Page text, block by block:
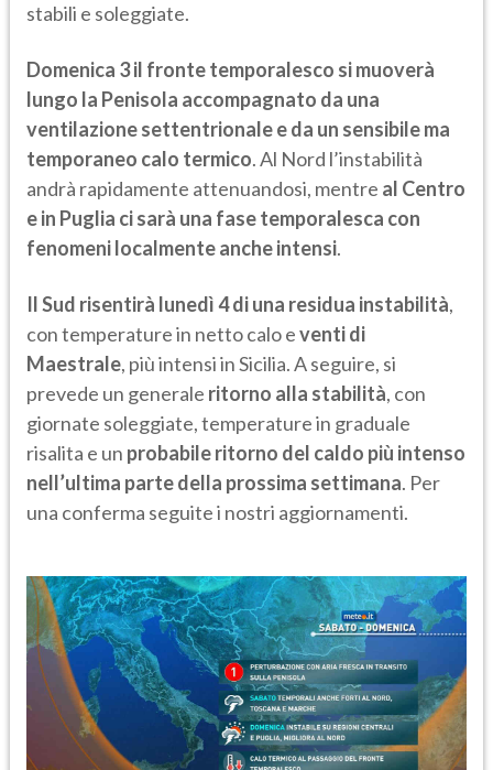
stabili e soleggiate.
Domenica 3 il fronte temporalesco si muoverà
lungo la Penisola accompagnato da una
ventilazione settentrionale e da un sensibile ma
temporaneo calo termico. Al Nord l’instabilità
andrà rapidamente attenuandosi, mentre al Centro
e in Puglia ci sarà una fase temporalesca con
fenomeni localmente anche intensi.
Il Sud risentirà lunedì 4 di una residua instabilità,
con temperature in netto calo eventi di
Maestrale, più intensi in Sicilia. A seguire, si
prevede un generale ritorno alla stabilità, con
giornate soleggiate, temperature in graduale
risalita e un probabile ritorno del caldo più intenso
nell’ultima parte della prossima settimana. Per
una conferma seguite i nostri aggiornamenti.